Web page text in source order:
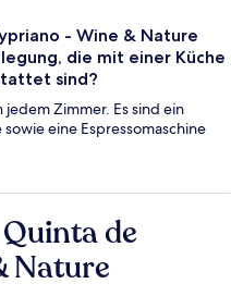
- Wine & Nature
die mit einer Küche
sind?
Zimmer. Es sind ein
eine Espressomaschine
de
Nature